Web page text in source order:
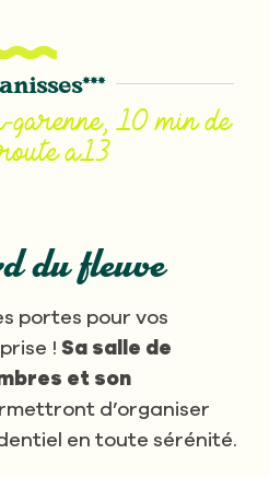
10 min de
a13
du fleuve
portes pour vos
! Sa salle de
et son
d’organiser
en toute sérénité.